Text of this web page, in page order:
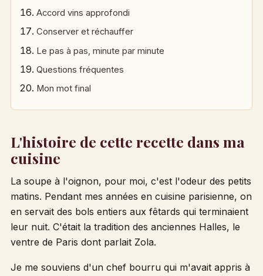
Accord vins approfondi
Conserver et réchauffer
Le pas à pas, minute par minute
Questions fréquentes
Mon mot final
L'histoire de cette recette dans ma
cuisine
La soupe à l'oignon, pour moi, c'est l'odeur des petits
matins. Pendant mes années en cuisine parisienne, on
en servait des bols entiers aux fêtards qui terminaient
leur nuit. C'était la tradition des anciennes Halles, le
ventre de Paris dont parlait Zola.
Je me souviens d'un chef bourru qui m'avait appris à